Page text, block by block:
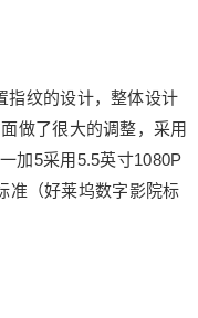
纹的设计，整体设计
做了很大的调整，采用
加5采用5.5英寸1080P
准（好莱坞数字影院标